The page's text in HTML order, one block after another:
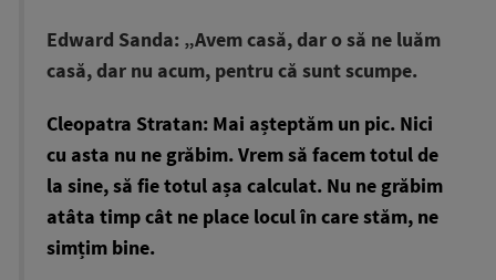
Edward Sanda: „Avem casă, dar o să ne luăm
casă, dar nu acum, pentru că sunt scumpe.
Cleopatra Stratan: Mai așteptăm un pic. Nici
cu asta nu ne grăbim. Vrem să facem totul de
la sine, să fie totul așa calculat. Nu ne grăbim
atâta timp cât ne place locul în care stăm, ne
simțim bine.